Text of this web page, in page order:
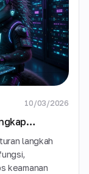
10/03/2026
langkah
keamanan